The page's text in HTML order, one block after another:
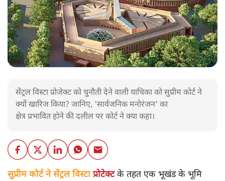
सेंट्रल विस्टा प्रोजेक्ट को चुनौती देने वाली याचिका को सुप्रीम कोर्ट ने
क्यों खारिज किया? जानिए, 'सार्वजनिक मनोरंजन' का
क्षेत्र प्रभावित होने की दलील पर कोर्ट ने क्या कहा।
सुप्रीम कोर्ट ने सेंट्रल विस्टाप्रोटेक्टके तहत एक भूखंड के भूमि